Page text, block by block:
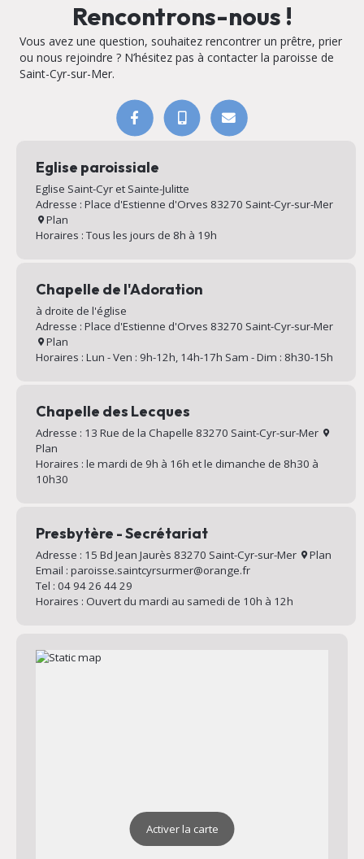
Rencontrons-nous !
Vous avez une question, souhaitez rencontrer un prêtre, prier
ou nous rejoindre ? N’hésitez pas à contacter la paroisse de
Saint-Cyr-sur-Mer.
Eglise paroissiale
Eglise Saint-Cyr et Sainte-Julitte
Adresse : Place d'Estienne d'Orves 83270 Saint-Cyr-sur-Mer
Plan
Horaires : Tous les jours de 8h à 19h
Chapelle de l'Adoration
à droite de l'église
Adresse : Place d'Estienne d'Orves 83270 Saint-Cyr-sur-Mer
Plan
Horaires : Lun - Ven : 9h-12h, 14h-17h Sam - Dim : 8h30-15h
Chapelle des Lecques
Adresse : 13 Rue de la Chapelle 83270 Saint-Cyr-sur-Mer
Plan
Horaires : le mardi de 9h à 16h et le dimanche de 8h30 à
10h30
Presbytère - Secrétariat
Adresse : 15 Bd Jean Jaurès 83270 Saint-Cyr-sur-Mer
Plan
Email : paroisse.saintcyrsurmer@orange.fr
Tel : 04 94 26 44 29
Horaires : Ouvert du mardi au samedi de 10h à 12h
Activer la carte